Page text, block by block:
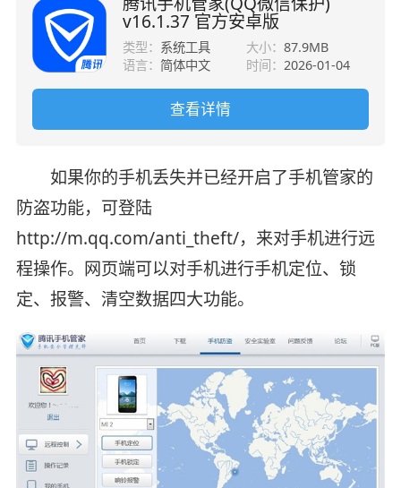
v16.1.37 官方安卓版
类型： 系统工具 大小： 87.9MB
语言： 简体中文 时间： 2026-01-04
查看详情
如果你的手机丢失并已经开启了手机管家的
防盗功能，可登陆
http://m.qq.com/anti_theft/，来对手机进行远
程操作。网页端可以对手机进行手机定位、锁
定、报警、清空数据四大功能。